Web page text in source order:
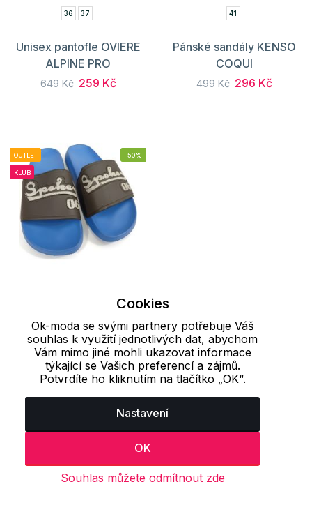
36 37
Unisex pantofle OVIERE
ALPINE PRO
649 Kč 259 Kč
41
Pánské sandály KENSO
COQUI
499 Kč 296 Kč
OUTLET
KLUB
-50%
Plážové pantofle
LANSER Spokey
699 Kč349 Kč
S registrací 314 Kč
Naposledy prohlížené produkty
Cookies
Ok-moda se svými partnery potřebuje Váš
souhlas k využití jednotlivých dat, abychom
Vám mimo jiné mohli ukazovat informace
týkající se Vašich preferencí a zájmů.
Potvrdíte ho kliknutím na tlačítko „OK“.
Nastavení
OK
Souhlas můžete odmítnout zde